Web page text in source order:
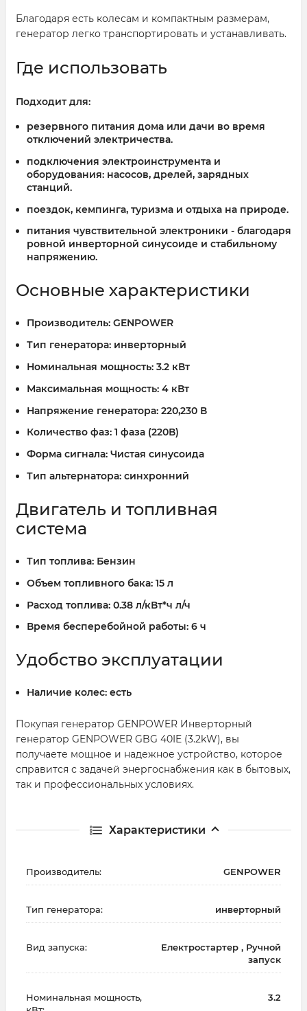
Благодаря есть колесам и компактным размерам,
генератор легко транспортировать и устанавливать.
Где использовать
Подходит для:
резервного питания дома или дачи во время
отключений электричества.
подключения электроинструмента и
оборудования: насосов, дрелей, зарядных
станций.
поездок, кемпинга, туризма и отдыха на природе.
питания чувствительной электроники - благодаря
ровной инверторной синусоиде и стабильному
напряжению.
Основные характеристики
Производитель: GENPOWER
Тип генератора: инверторный
Номинальная мощность: 3.2 кВт
Максимальная мощность: 4 кВт
Напряжение генератора: 220,230 В
Количество фаз: 1 фаза (220В)
Форма сигнала: Чистая синусоида
Тип альтернатора: синхронний
Двигатель и топливная
система
Тип топлива: Бензин
Объем топливного бака: 15 л
Расход топлива: 0.38 л/кВт*ч л/ч
Время бесперебойной работы: 6 ч
Удобство эксплуатации
Наличие колес: есть
Покупая генератор GENPOWER Инверторный
генератор GENPOWER GBG 40IE (3.2kW), вы
получаете мощное и надежное устройство, которое
справится с задачей энергоснабжения как в бытовых,
так и профессиональных условиях.
Характеристики
Производитель: GENPOWER
Тип генератора: инверторный
Вид запуска:
Електростартер , Ручной
запуск
Номинальная мощность,
3.2